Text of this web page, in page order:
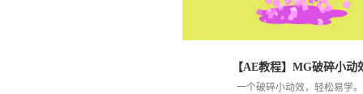
【AE教程】MG破碎小动
一个破碎小动效，轻松易学。